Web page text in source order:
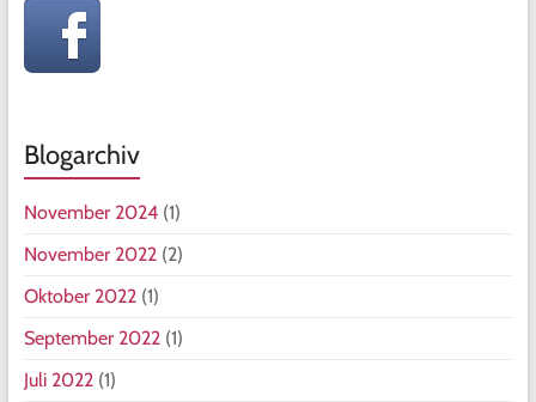
Blogarchiv
November 2024(1)
November 2022(2)
Oktober 2022(1)
September 2022(1)
Juli 2022(1)